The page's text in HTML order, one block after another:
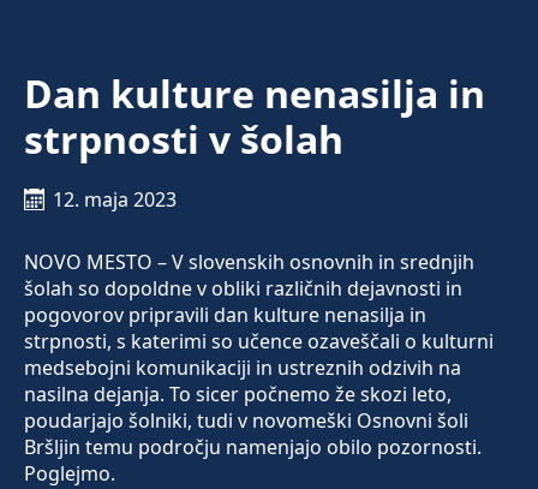
Dan kulture nenasilja in
strpnosti v šolah
12. maja 2023
NOVO MESTO – V slovenskih osnovnih in srednjih
šolah so dopoldne v obliki različnih dejavnosti in
pogovorov pripravili dan kulture nenasilja in
strpnosti, s katerimi so učence ozaveščali o kulturni
medsebojni komunikaciji in ustreznih odzivih na
nasilna dejanja. To sicer počnemo že skozi leto,
poudarjajo šolniki, tudi v novomeški Osnovni šoli
Bršljin temu področju namenjajo obilo pozornosti.
Poglejmo.